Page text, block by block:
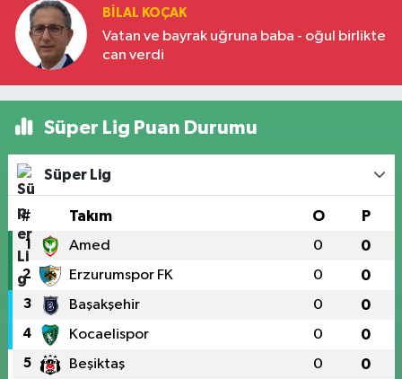
BILAL KOÇAK
Vatan ve bayrak uğruna baba - oğul birlikte
can verdi
Süper Lig Puan Durumu
Süper Lig
# Takım O P
1 Amed 0 0
2 Erzurumspor FK 0 0
3 Başakşehir 0 0
4 Kocaelispor 0 0
5 Beşiktaş 0 0